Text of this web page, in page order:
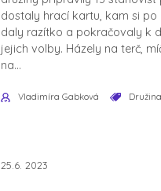
dostaly hrací kartu, kam si
daly razítko a pokračovaly k
jejich volby. Házely na terč,
na...
Vladimíra Gabková Družina
25.6. 2023